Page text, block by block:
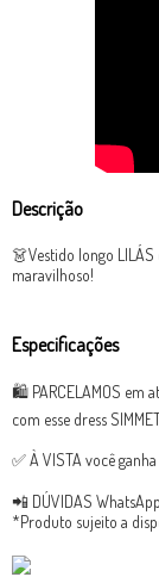
Descrição
👗Vestido longo
maravilhoso!
Especificações
🛍 PARCELAMOS em
com esse dress
✅ À VISTA você
📲 DÚVIDAS
*Produto sujeito a